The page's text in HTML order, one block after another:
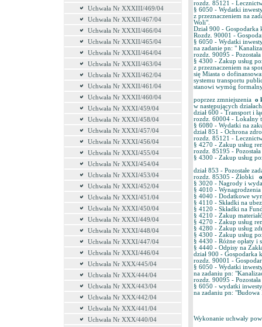
Uchwała Nr XXXIII/469/04
Uchwała Nr XXXII/467/04
Uchwała Nr XXXII/466/04
Uchwała Nr XXXII/465/04
Uchwała Nr XXXII/464/04
Uchwała Nr XXXII/463/04
Uchwała Nr XXXII/462/04
Uchwała Nr XXXII/461/04
Uchwała Nr XXXII/460/04
Uchwała Nr XXXI/459/04
Uchwała Nr XXXI/458/04
Uchwała Nr XXXI/457/04
Uchwała Nr XXXI/456/04
Uchwała Nr XXXI/455/04
Uchwała Nr XXXI/454/04
Uchwała Nr XXXI/453/04
Uchwała Nr XXXI/452/04
Uchwała Nr XXXI/451/04
Uchwała Nr XXXI/450/04
Uchwała Nr XXXI/449/04
Uchwała Nr XXXI/448/04
Uchwała Nr XXXI/447/04
Uchwała Nr XXXI/446/04
Uchwała Nr XXX/445/04
Uchwała Nr XXX/444/04
Uchwała Nr XXX/443/04
Uchwała Nr XXX/442/04
Uchwała Nr XXX/441/04
Uchwała Nr XXX/440/04
rozdz. 85121 -
§ 6050 - Wydatki
z przeznaczeniem na
Woli".
Dział 900 -
Rozdz. 90001 -
§ 6050 - Wydatki
na zadanie pn: "
rozdz. 90095 - Pozostała
§ 4300 - Zakup usług
z przeznaczeniem na
się Miasta o
systemu transportu
stanowi wymóg
poprzez zmniejszenia o
w następujących
dział 600 - Transport i
rozdz. 60004 -
§ 6080 - Wydatki na
dział 851 - Ochrona
rozdz. 85121 -
§ 4270 - Zakup usług
rozdz. 85195 -
§ 4300 - Zakup usług
dział 853 - Pozostałe
rozdz. 85305 - Żłobki
§ 3020 - Nagrody i
§ 4010 -
§ 4040 - Dodatkowe
§ 4110 - Składki na
§ 4120 - Składki na
§ 4210 - Zakup
§ 4270 - Zakup usług
§ 4280 - Zakup usług
§ 4300 - Zakup usług
§ 4430 - Różne opłaty i
§ 4440 - Odpisy na
dział 900 - Gospodarka
rozdz. 90001 -
§ 6050 - Wydatki
na zadaniu pn:
rozdz. 90095 - Pozostała
§ 6050 - wydatki
na zadaniu pn:
Wykonanie uchwały